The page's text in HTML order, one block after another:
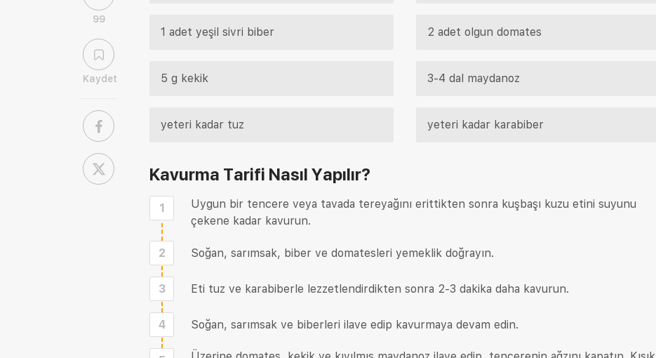
99
Kaydet
1 adet yeşil sivri biber 2 adet olgun domates
5 g kekik 3-4 dal maydanoz
yeteri kadar tuz yeteri kadar karabiber
Kavurma Tarifi Nasıl Yapılır?
1
Uygun bir tencere veya tavada tereyağını erittikten sonra kuşbaşı kuzu etini suyunu
çekene kadar kavurun.
2 Soğan, sarımsak, biber ve domatesleri yemeklik doğrayın.
3 Eti tuz ve karabiberle lezzetlendirdikten sonra 2-3 dakika daha kavurun.
4 Soğan, sarımsak ve biberleri ilave edip kavurmaya devam edin.